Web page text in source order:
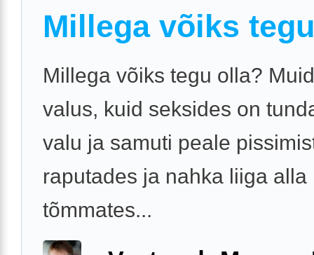
Millega võiks
Millega võiks tegu olla?
valus, kuid seksides on
valu ja samuti peale
raputades ja nahka liiga alla
tõmmates...